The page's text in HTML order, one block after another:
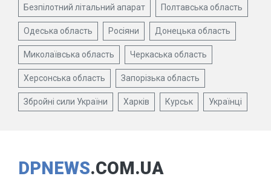
Безпілотний літальний апарат Полтавська область
Одеська область Росіяни Донецька область
Миколаївська область Черкаська область
Херсонська область Запорізька область
Збройні сили України Харків Курськ Українці
DPNEWS.COM.UA